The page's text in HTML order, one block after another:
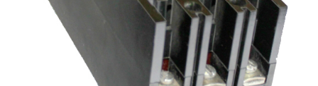
опорой
Ширмы
РЗА (шторы)